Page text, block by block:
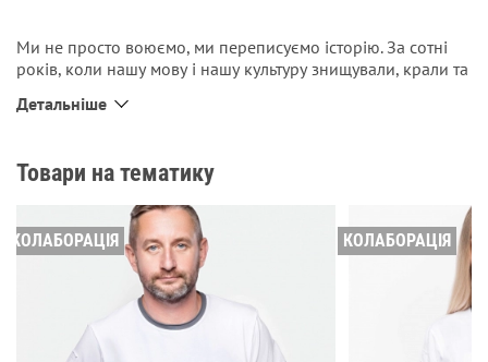
Ми не просто воюємо, ми переписуємо історію. За сотні
років, коли нашу мову і нашу культуру знищували, крали та
переписується, а переписується українською». Ця чоловіча
тканині, що проступає крізь декоративні прорізи. Нашивка
Детальніше
Товари на тематику
КОЛАБОРАЦІЯ КОЛАБОРАЦІЯ